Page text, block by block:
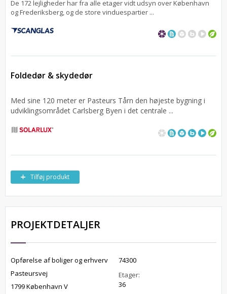
De 172 lejligheder har fra alle etager vidt udsyn over København
og Frederiksberg, og de store vinduespartier ...
Foldedør & skydedør
Med sine 120 meter er Pasteurs Tårn den højeste bygning i
udviklingsområdet Carlsberg Byen i det centrale ...
Tilføj produkt
PROJEKTDETALJER
Opførelse af boliger og erhverv
Pasteursvej
1799 København V
74300
Etager:
36